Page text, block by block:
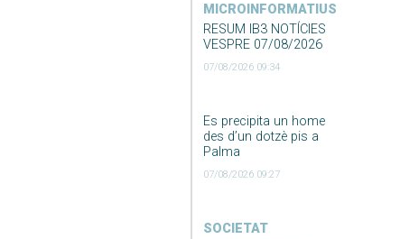
MICROINFORMATIUS
RESUM IB3 NOTÍCIES
VESPRE 07/08/2026
07/08/2026 09:34
Es precipita un home
des d’un dotzè pis a
Palma
07/08/2026 09:27
SOCIETAT